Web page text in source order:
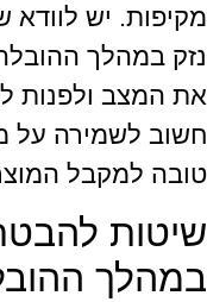
מקיפות. יש לוודא
נזק במהלך
את המצב ולפנות
חשוב לשמירה על
טובה למקבל
שיטות
במהלך